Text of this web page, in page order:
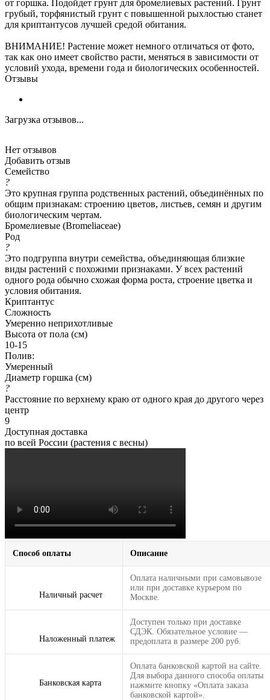
от горшка. Подойдет грунт для бромелиевых растений. Грунт
грубый, торфянистый грунт с повышенной рыхлостью станет
для криптантусов лучшей средой обитания.
ВНИМАНИЕ! Растение может немного отличаться от фото,
так как оно имеет свойство расти, меняться в зависимости от
условий ухода, времени года и биологических особенностей.
Отзывы
Загрузка отзывов...
Нет отзывов
Добавить отзыв
Семейство
?
Это крупная группа родственных растений, объединённых по
общим признакам: строению цветов, листьев, семян и другим
биологическим чертам.
Бромелиевые (Bromeliaceae)
Род
?
Это подгруппа внутри семейства, объединяющая близкие
виды растений с похожими признаками. У всех растений
одного рода обычно схожая форма роста, строение цветка и
условия обитания.
Криптантус
Сложность
Умеренно неприхотливые
Высота от пола (см)
10-15
Полив:
Умеренный
Диаметр горшка (см)
?
Расстояние по верхнему краю от одного края до другого через
центр
9
Доступная доставка
по всей России (растения с весны)
Способ оплаты Описание
Наличный расчет
Оплата наличными при самовывозе
или при доставке курьером по
Москве.
Наложенный платеж
Доступен только при доставке
СДЭК. Обязательное условие —
предоплата в размере 200 руб.
Банковская карта
Оплата банковской картой на сайте.
Для выбора данного способа оплаты
нажмите кнопку «Оплата заказа
банковской картой».